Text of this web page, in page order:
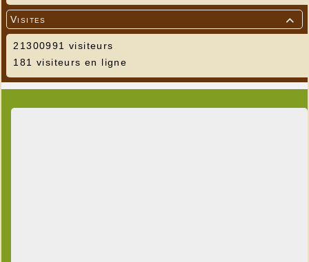

Visites
21300991 visiteurs
181 visiteurs en ligne